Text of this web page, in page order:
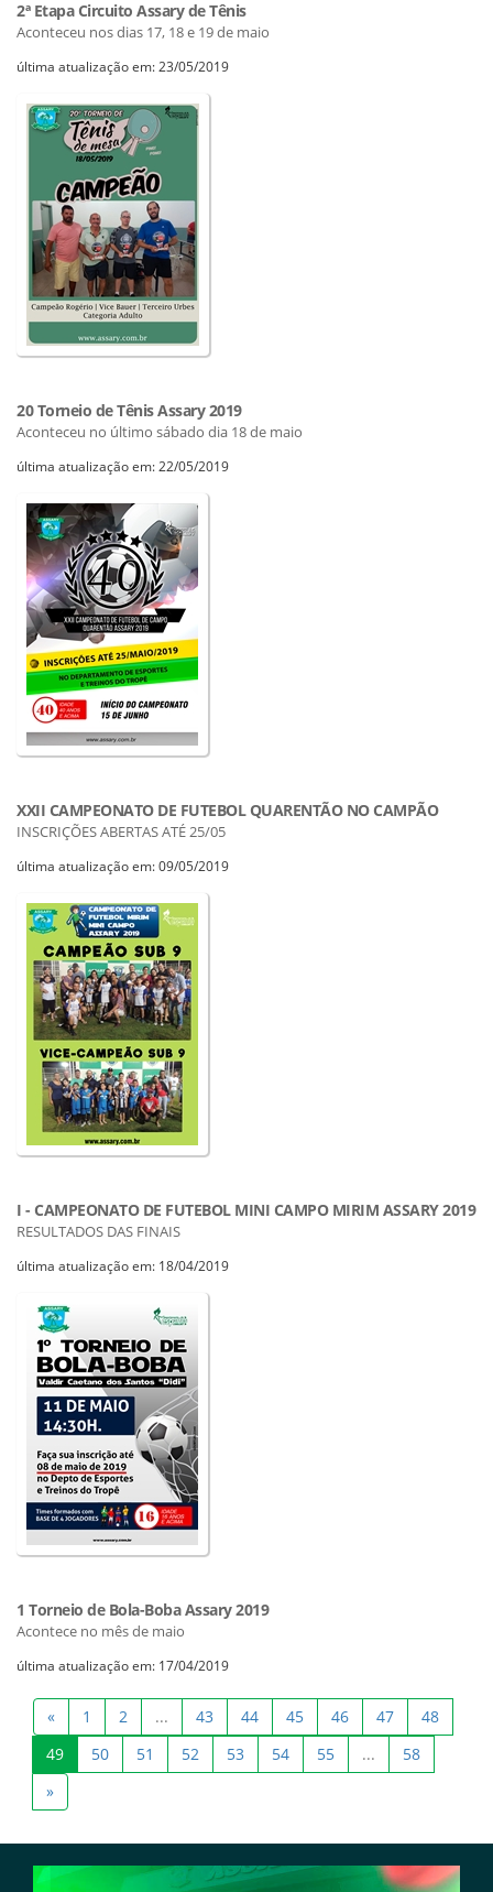
2ª Etapa Circuito Assary de Tênis
Aconteceu nos dias 17, 18 e 19 de maio
última atualização em: 23/05/2019
20 Torneio de Tênis Assary 2019
Aconteceu no último sábado dia 18 de maio
última atualização em: 22/05/2019
XXII CAMPEONATO DE FUTEBOL QUARENTÃO NO CAMPÃO
INSCRIÇÕES ABERTAS ATÉ 25/05
última atualização em: 09/05/2019
I - CAMPEONATO DE FUTEBOL MINI CAMPO MIRIM ASSARY 2019
RESULTADOS DAS FINAIS
última atualização em: 18/04/2019
1 Torneio de Bola-Boba Assary 2019
Acontece no mês de maio
última atualização em: 17/04/2019
« 1 2 ... 43 44 45 46 47
48
49
50 51 52 53 54 55 ...
58
»